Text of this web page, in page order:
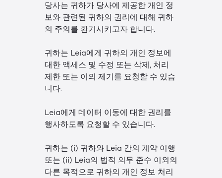
당사는 귀하가 당사에 제공한 개인 정
보와 관련된 귀하의 권리에 대해 귀하
의 주의를 환기시키고자 합니다.
귀하는 Leia에게 귀하의 개인 정보에
대한 액세스 및 수정 또는 삭제, 처리
제한 또는 이의 제기를 요청할 수 있습
니다.
Leia에게 데이터 이동에 대한 권리를
행사하도록 요청할 수 있습니다.
귀하는 (i) 귀하와 Leia 간의 계약 이행
또는 (ii) Leia의 법적 의무 준수 이외의
다른 목적으로 귀하의 개인 정보 처리